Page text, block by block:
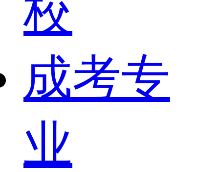
校
成考专
业